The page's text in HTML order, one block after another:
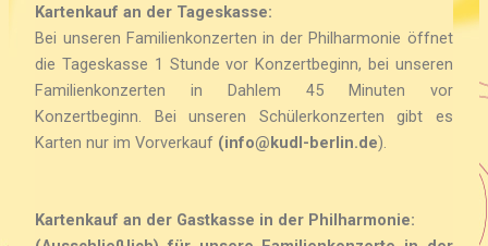
Kartenkauf an der Tageskasse:
Bei unseren Familienkonzerten in der Philharmonie öffnet
die Tageskasse 1 Stunde vor Konzertbeginn, bei unseren
Familienkonzerten in Dahlem 45 Minuten vor
Konzertbeginn. Bei unseren Schülerkonzerten gibt es
Karten nur im Vorverkauf (info@kudl-berlin.de).
Kartenkauf an der Gastkasse in der Philharmonie: